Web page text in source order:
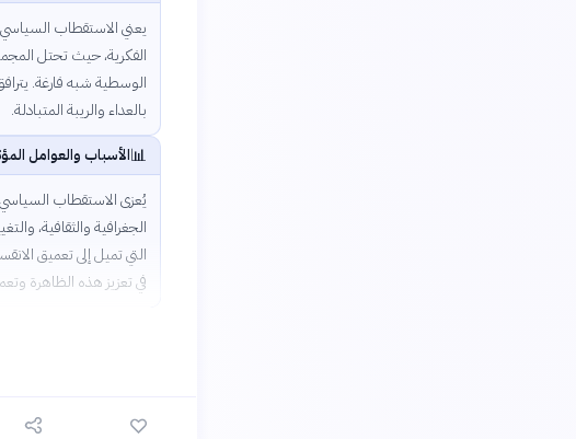
يعني الاستقطاب
الفكرية، حيث تحتل
الوسطية شبه فارغة.
بالعداء والريبة المتبادلة.
📊الأسباب والعوامل
يُعزى الاستقطاب
الجغرافية والثقافية،
التي تميل إلى تعميق
في تعزيز هذه الظاهرة